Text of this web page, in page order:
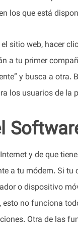
los que está
sitio web, hacer
a tu primer
y busca a
los usuarios de la
y de que
a tu módem. Si
o dispositivo
no funciona
Otra de las